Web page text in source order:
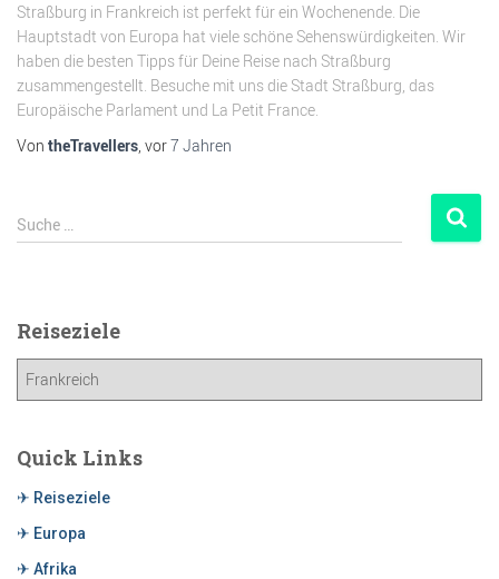
Straßburg in Frankreich ist perfekt für ein Wochenende. Die
Hauptstadt von Europa hat viele schöne Sehenswürdigkeiten. Wir
haben die besten Tipps für Deine Reise nach Straßburg
zusammengestellt. Besuche mit uns die Stadt Straßburg, das
Europäische Parlament und La Petit France.
Von theTravellers , vor7 Jahren
Suche …
Reiseziele
Quick Links
✈ Reiseziele
✈ Europa
✈ Afrika